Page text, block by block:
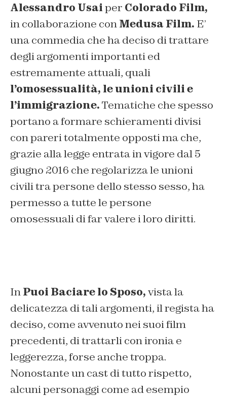
Alessandro Usaiper Colorado Film,
in collaborazione conMedusa Film. E’
una commedia che ha deciso di trattare
degli argomenti importanti ed
estremamente attuali, quali
l’omosessualità, le unioni civili e
l’immigrazione.Tematiche che spesso
portano a formare schieramenti divisi
con pareri totalmente opposti ma che,
grazie alla legge entrata in vigore dal 5
giugno 2016 che regolarizza le unioni
civili tra persone dello stesso sesso, ha
permesso a tutte le persone
omosessuali di far valere i loro diritti.
InPuoi Baciare lo Sposo,vista la
delicatezza di tali argomenti, il regista ha
deciso, come avvenuto nei suoi film
precedenti, di trattarli con ironia e
leggerezza, forse anche troppa.
Nonostante un cast di tutto rispetto,
alcuni personaggi come ad esempio